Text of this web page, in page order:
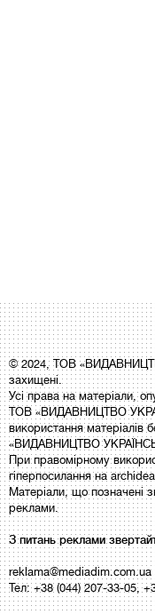
© 2024, ТОВ
захищені.
Усі права на матеріали,
ТОВ «ВИДАВНИЦТВО
використання матеріалів
«ВИДАВНИЦТВО
При правомірному
гіперпосилання на
Матеріали, що позначені
реклами.
З питань реклами
reklama@mediadim.com.ua
Тел: +38 (044) 207-33-05,